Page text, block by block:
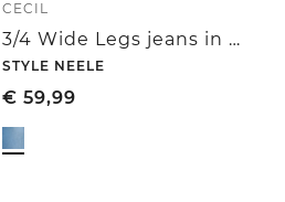
CECIL
3/4 Wide Legs jeans in Loose Fit
STYLE NEELE
€ 59,99